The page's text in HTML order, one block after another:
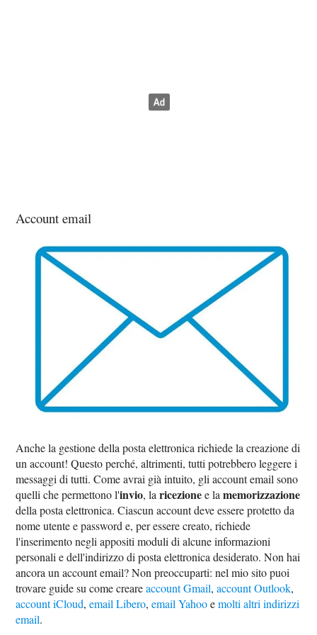
Account email
Anche la gestione della posta elettronica richiede la creazione di
un account! Questo perché, altrimenti, tutti potrebbero leggere i
messaggi di tutti. Come avrai già intuito, gli account email sono
quelli che permettono l'invio, laricezionee lamemorizzazione
della posta elettronica. Ciascun account deve essere protetto da
nome utente e password e, per essere creato, richiede
l'inserimento negli appositi moduli di alcune informazioni
personali e dell'indirizzo di posta elettronica desiderato. Non hai
ancora un account email? Non preoccuparti: nel mio sito puoi
trovare guide su come creareaccount Gmail,account Outlook,
account iCloud,email Libero,email Yahooemolti altri indirizzi
email.